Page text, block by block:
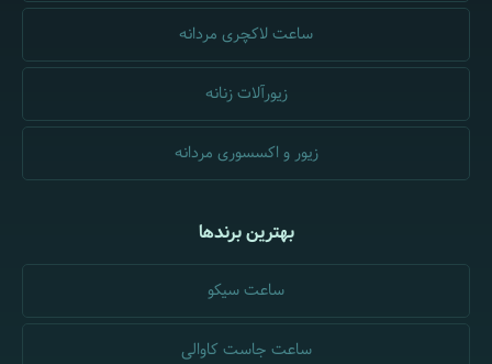
ساعت لاکچری مردانه
زیورآلات زنانه
زیور و اکسسوری مردانه
بهترین برندها
ساعت سیکو
ساعت جاست کاوالی